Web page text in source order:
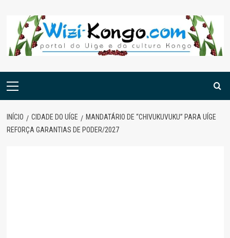
content
Menu
INÍCIO CIDADE DO UÍGE
MANDATÁRIO DE “CHIVUKUVUKU” PARA UÍGE
REFORÇA GARANTIAS DE PODER/2027